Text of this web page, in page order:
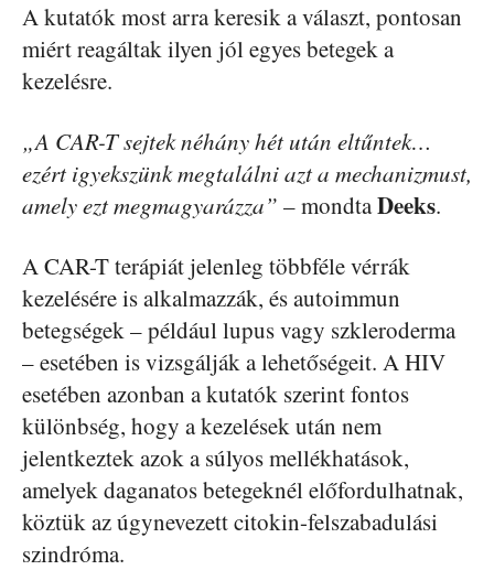
A kutatók most arra keresik a választ, pontosan
miért reagáltak ilyen jól egyes betegek a
kezelésre.
„A CAR-T sejtek néhány hét után eltűntek…
ezért igyekszünk megtalálni azt a mechanizmust,
amely ezt megmagyarázza” – mondtaDeeks.
A CAR-T terápiát jelenleg többféle vérrák
kezelésére is alkalmazzák, és autoimmun
betegségek – például lupus vagy szkleroderma
– esetében is vizsgálják a lehetőségeit. A HIV
esetében azonban a kutatók szerint fontos
különbség, hogy a kezelések után nem
jelentkeztek azok a súlyos mellékhatások,
amelyek daganatos betegeknél előfordulhatnak,
köztük az úgynevezett citokin-felszabadulási
szindróma.